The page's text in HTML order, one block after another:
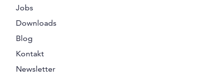
Jobs
Downloads
Blog
Kontakt
Newsletter